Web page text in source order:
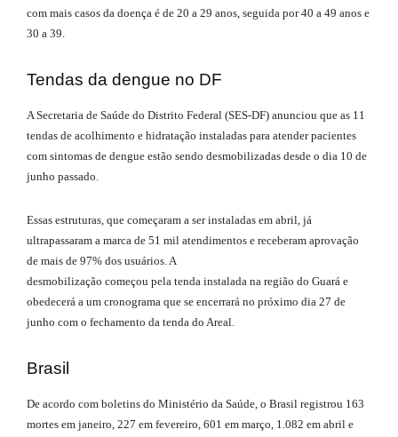
com mais casos da doença é de 20 a 29 anos, seguida por 40 a 49 anos e
30 a 39.
Tendas da dengue no DF
A Secretaria de Saúde do Distrito Federal (SES-DF) anunciou que as 11
tendas de acolhimento e hidratação instaladas para atender pacientes
com sintomas de dengue estão sendo desmobilizadas desde o dia 10 de
junho passado.
Essas estruturas, que começaram a ser instaladas em abril, já
ultrapassaram a marca de 51 mil atendimentos e receberam aprovação
de mais de 97% dos usuários. A
desmobilização começou pela tenda instalada na região do Guará e
obedecerá a um cronograma que se encerrará no próximo dia 27 de
junho com o fechamento da tenda do Areal.
Brasil
De acordo com boletins do Ministério da Saúde, o Brasil registrou 163
mortes em janeiro, 227 em fevereiro, 601 em março, 1.082 em abril e